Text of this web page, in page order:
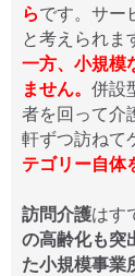
らです。サー
と考えられま
一方、小規模
ません。 併設
者を回って介
軒ずつ訪ねて
テゴリー自体
訪問介護はす
の高齢化も突
た小規模事業